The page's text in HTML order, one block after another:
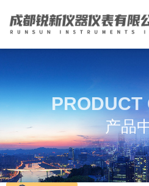
PRODUCT
产品